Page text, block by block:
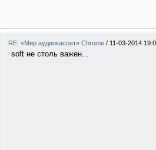
RE: «Мир аудиокассет» Chrome / 11-03-2014
soft не столь важен...